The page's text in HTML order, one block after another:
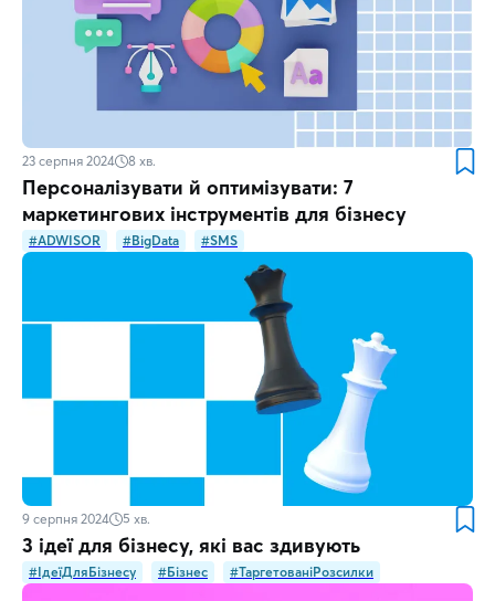
23 серпня 2024 8 хв.
Персоналізувати й оптимізувати: 7
маркетингових інструментів для бізнесу
#ADWISOR #BigData #SMS
9 серпня 2024 5 хв.
3 ідеї для бізнесу, які вас здивують
#ІдеїДляБізнесу #Бізнес #ТаргетованіРозсилки